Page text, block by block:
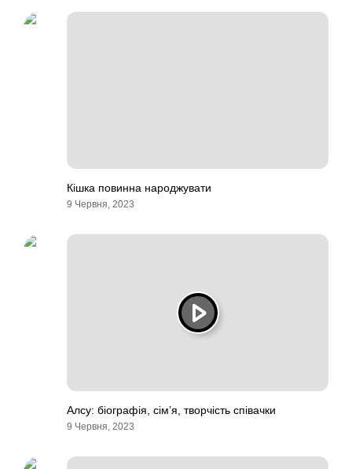
Кішка повинна народжувати
9 Червня, 2023
Алсу: біографія, сім’я, творчість співачки
9 Червня, 2023